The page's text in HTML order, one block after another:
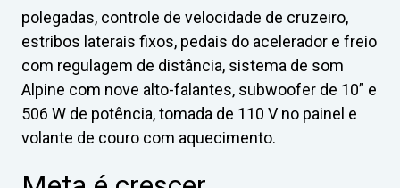
polegadas, controle de velocidade de cruzeiro,
estribos laterais fixos, pedais do acelerador e freio
com regulagem de distância, sistema de som
Alpine com nove alto-falantes, subwoofer de 10” e
506 W de potência, tomada de 110 V no painel e
volante de couro com aquecimento.